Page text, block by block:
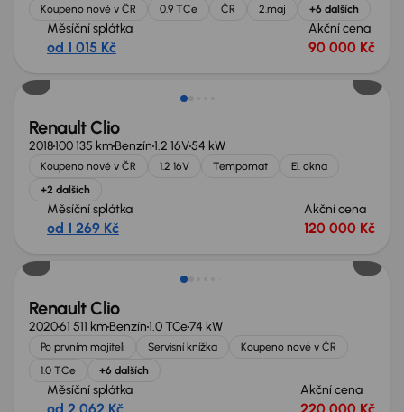
Koupeno nové v ČR 0.9 TCe ČR 2.maj +6 dalších
Měsíční splátka
od 1 015 Kč
Akční cena
90 000 Kč
Renault Clio
2018100 135 kmBenzín1.2 16V54 kW
Koupeno nové v ČR 1.2 16V Tempomat
El. okna
+2 dalších
Měsíční splátka
od 1 269 Kč
Akční cena
120 000 Kč
Renault Clio
202061 511 kmBenzín1.0 TCe74 kW
Po prvním majiteli Servisní knížka
Koupeno nové v ČR
1.0 TCe
+6 dalších
Měsíční splátka Akční cena